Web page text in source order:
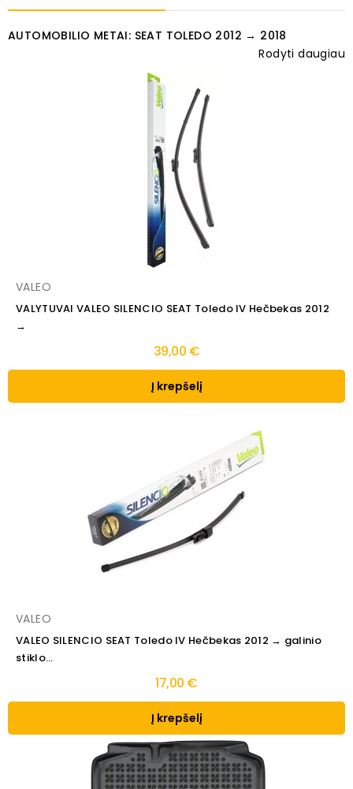
AUTOMOBILIO METAI: SEAT TOLEDO 2012 → 2018
Rodyti daugiau
VALEO
VALYTUVAI VALEO SILENCIO SEAT Toledo IV Hečbekas 2012
→
39,00 €
Į krepšelį
VALEO
VALEO SILENCIO SEAT Toledo IV Hečbekas 2012 → galinio
stiklo...
17,00 €
Į krepšelį